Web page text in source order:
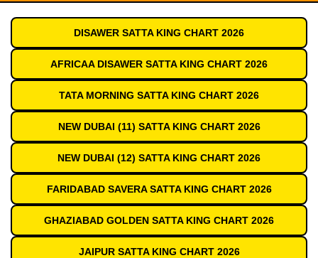
DISAWER SATTA KING CHART 2026
AFRICAA DISAWER SATTA KING CHART 2026
TATA MORNING SATTA KING CHART 2026
NEW DUBAI (11) SATTA KING CHART 2026
NEW DUBAI (12) SATTA KING CHART 2026
FARIDABAD SAVERA SATTA KING CHART 2026
GHAZIABAD GOLDEN SATTA KING CHART 2026
JAIPUR SATTA KING CHART 2026